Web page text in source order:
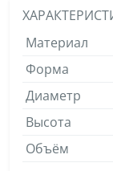
Материал
Форма
Диаметр
Высота
Объём